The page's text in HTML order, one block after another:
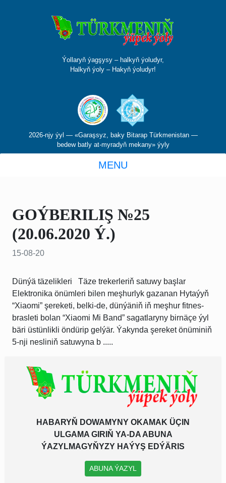
Ýollaryň ýagşysy – halkyň ýoludyr,
Halkyň ýoly – Hakyň ýoludyr!
2026-njy ýyl — «Garaşsyz, baky Bitarap Türkmenistan —
bedew batly at-myradyň mekany» ýyly
MENU
GOÝBERILIŞ №25
(20.06.2020 Ý.)
15-08-20
Dünýä täzelikleri Täze trekerleriň satuwy başlar
Elektronika önümleri bilen meşhurlyk gazanan Hytaýyň
“Xiaomi” şereketi, belki-de, dünýäniň iň meşhur fitnes-
brasleti bolan “Xiaomi Mi Band” sagatlaryny birnäçe ýyl
bäri üstünlikli öndürip gelýär. Ýakynda şereket önüminiň
5-nji nesliniň satuwyna b .....
HABARYŇ DOWAMYNY OKAMAK ÜÇIN
ULGAMA GIRIŇ YA-DA ABUNA
ÝAZYLMAGYŇYZY HAÝYŞ EDÝÄRIS
ABUNA ÝAZYL